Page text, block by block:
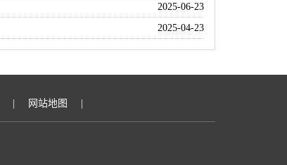
2025-06-23
2025-04-23
网站地图